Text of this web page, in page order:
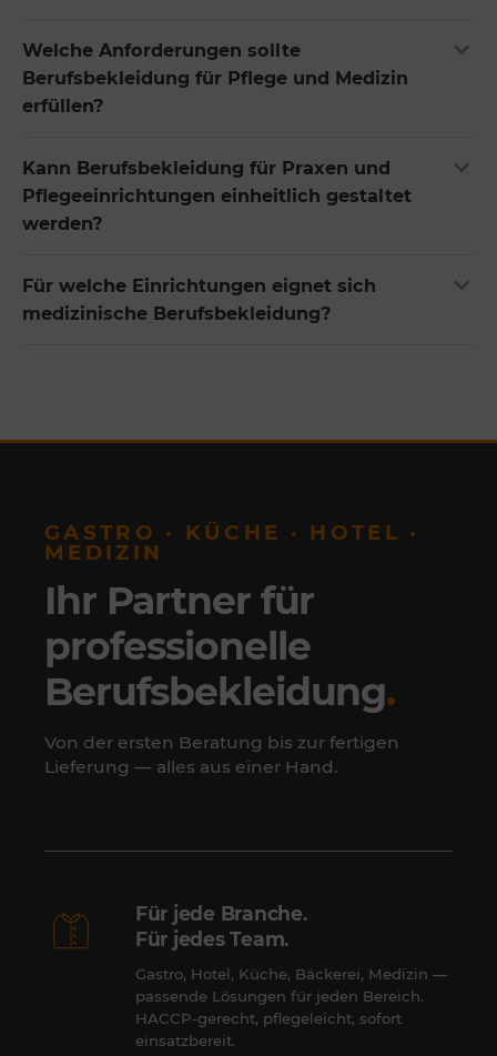
Welche Anforderungen sollte
Berufsbekleidung für Pflege und Medizin
erfüllen?
Kann Berufsbekleidung für Praxen und
Pflegeeinrichtungen einheitlich gestaltet
werden?
Für welche Einrichtungen eignet sich
medizinische Berufsbekleidung?
GASTRO · KÜCHE · HOTEL ·
MEDIZIN
Ihr Partner für
professionelle
Berufsbekleidung.
Von der ersten Beratung bis zur fertigen
Lieferung — alles aus einer Hand.
Für jede Branche.
Für jedes Team.
Gastro, Hotel, Küche, Bäckerei, Medizin —
passende Lösungen für jeden Bereich.
HACCP-gerecht, pflegeleicht, sofort
einsatzbereit.